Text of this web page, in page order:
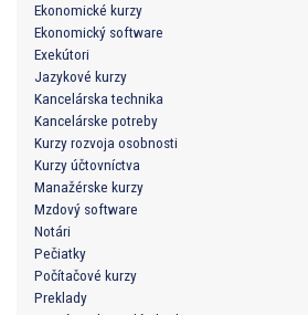
Ekonomické kurzy
Ekonomický software
Exekútori
Jazykové kurzy
Kancelárska technika
Kancelárske potreby
Kurzy rozvoja osobnosti
Kurzy účtovníctva
Manažérske kurzy
Mzdový software
Notári
Pečiatky
Počítačové kurzy
Preklady